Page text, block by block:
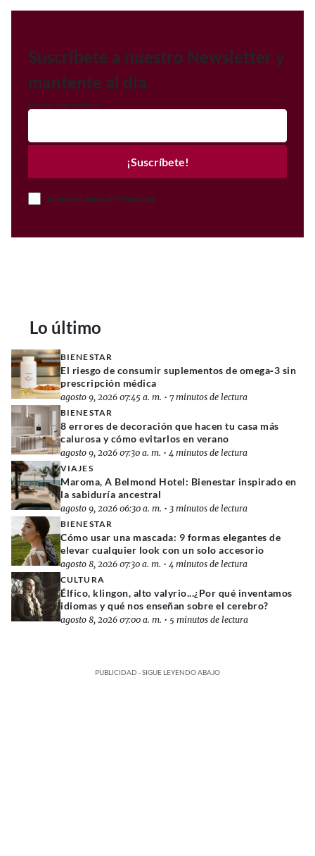
Suscríbete a nuestro Newsletter y
mantente al día.
Correo electrónico
¡Suscríbete!
Acepto el Aviso de Privacidad
Lo último
BIENESTAR
El riesgo de consumir suplementos de omega‑3 sin
prescripción médica
agosto 9, 2026 07:45 a. m. • 7 minutos de lectura
BIENESTAR
8 errores de decoración que hacen tu casa más
calurosa y cómo evitarlos en verano
agosto 9, 2026 07:30 a. m. • 4 minutos de lectura
VIAJES
Maroma, A Belmond Hotel: Bienestar inspirado en
la sabiduría ancestral
agosto 9, 2026 06:30 a. m. • 3 minutos de lectura
BIENESTAR
Cómo usar una mascada: 9 formas elegantes de
elevar cualquier look con un solo accesorio
agosto 8, 2026 07:30 a. m. • 4 minutos de lectura
CULTURA
Élfico, klingon, alto valyrio...¿Por qué inventamos
idiomas y qué nos enseñan sobre el cerebro?
agosto 8, 2026 07:00 a. m. • 5 minutos de lectura
PUBLICIDAD - SIGUE LEYENDO ABAJO